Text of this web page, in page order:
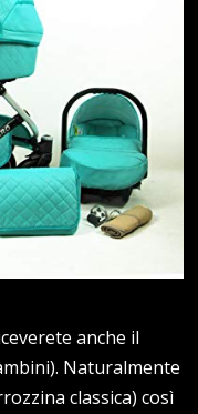
anche il
Naturalmente
classica) così